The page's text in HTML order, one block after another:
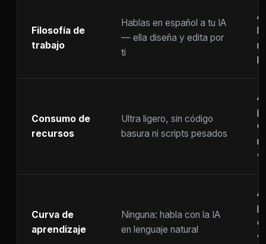
Filosofía de
trabajo
Hablas en español a tu IA
— ella diseña y edita por
ti
Consumo de
recursos
Ultra ligero, sin código
basura ni scripts pesados
Curva de
aprendizaje
Ninguna: habla con la IA
en lenguaje natural